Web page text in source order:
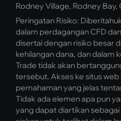
Rodney Village, Rodney
Peringatan Risiko:
dalam perdagangan CFD
disertai dengan risiko besar
kehilangan dana, dan dalam
Trade tidak akan
tersebut. Akses ke situs web
pemahaman yang jelas
Tidak ada elemen apa pun
yang dapat diartikan